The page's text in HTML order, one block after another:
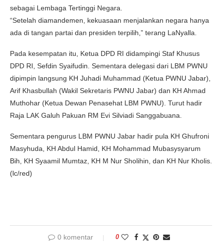
sebagai Lembaga Tertinggi Negara.
“Setelah diamandemen, kekuasaan menjalankan negara hanya
ada di tangan partai dan presiden terpilih,” terang LaNyalla.
Pada kesempatan itu, Ketua DPD RI didampingi Staf Khusus
DPD RI, Sefdin Syaifudin. Sementara delegasi dari LBM PWNU
dipimpin langsung KH Juhadi Muhammad (Ketua PWNU Jabar),
Arif Khasbullah (Wakil Sekretaris PWNU Jabar) dan KH Ahmad
Muthohar (Ketua Dewan Penasehat LBM PWNU). Turut hadir
Raja LAK Galuh Pakuan RM Evi Silviadi Sanggabuana.
Sementara pengurus LBM PWNU Jabar hadir pula KH Ghufroni
Masyhuda, KH Abdul Hamid, KH Mohammad Mubasysyarum
Bih, KH Syaamil Mumtaz, KH M Nur Sholihin, dan KH Nur Kholis.
(lc/red)
0 komentar 0